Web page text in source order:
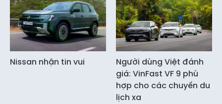
Nissan nhận tin vui
Người dùng Việt đánh
giá: VinFast VF 9 phù
hợp cho các chuyến du
lịch xa